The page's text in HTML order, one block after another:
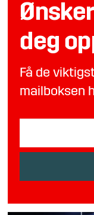
deg
Få de
mailboksen